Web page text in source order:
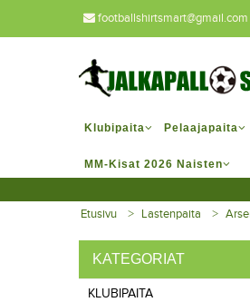
footballshirtsmart@gmail.com
Klubipaita Pelaajapaita
MM-Kisat 2026 Naisten
Etusivu Lastenpaita
KATEGORIAT
KLUBIPAITA